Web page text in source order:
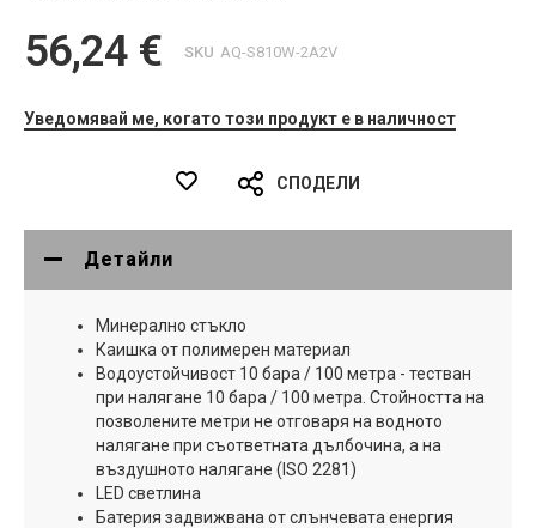
56,24 € SKU AQ-S810W-2A2V
Уведомявай ме, когато този продукт е в наличност
СПОДЕЛИ
Детайли
Минерално стъкло
Каишка от полимерен материал
Водоустойчивост 10 бара / 100 метра - тестван
при налягане 10 бара / 100 метра. Стойността на
позволените метри не отговаря на водното
налягане при съответната дълбочина, а на
въздушното налягане (ISO 2281)
LED светлина
Батерия задвижвана от слънчевата енергия